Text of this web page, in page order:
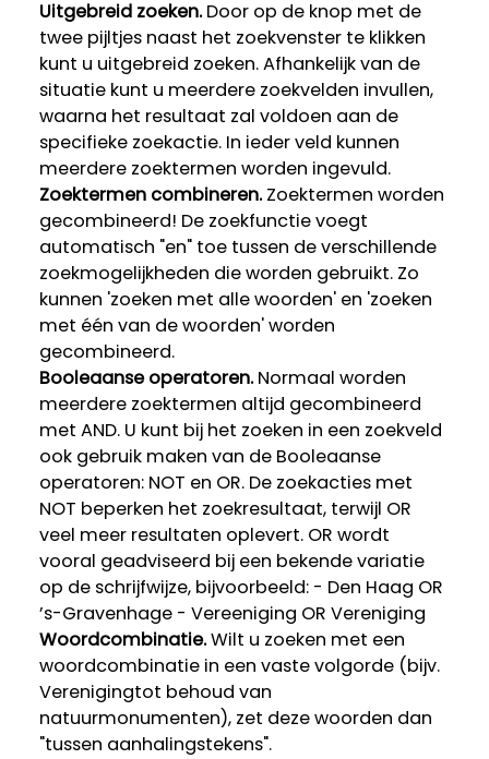
Uitgebreid zoeken.Door op de knop met de
twee pijltjes naast het zoekvenster te klikken
kunt u uitgebreid zoeken. Afhankelijk van de
situatie kunt u meerdere zoekvelden invullen,
waarna het resultaat zal voldoen aan de
specifieke zoekactie. In ieder veld kunnen
meerdere zoektermen worden ingevuld.
Zoektermen combineren.Zoektermen worden
gecombineerd! De zoekfunctie voegt
automatisch "en" toe tussen de verschillende
zoekmogelijkheden die worden gebruikt. Zo
kunnen 'zoeken met alle woorden' en 'zoeken
met één van de woorden' worden
gecombineerd.
Booleaanse operatoren.Normaal worden
meerdere zoektermen altijd gecombineerd
met AND. U kunt bij het zoeken in een zoekveld
ook gebruik maken van de Booleaanse
operatoren: NOT en OR. De zoekacties met
NOT beperken het zoekresultaat, terwijl OR
veel meer resultaten oplevert. OR wordt
vooral geadviseerd bij een bekende variatie
op de schrijfwijze, bijvoorbeeld: - Den Haag OR
’s-Gravenhage - Vereeniging OR Vereniging
Woordcombinatie.Wilt u zoeken met een
woordcombinatie in een vaste volgorde (bijv.
Verenigingtot behoud van
natuurmonumenten), zet deze woorden dan
"tussen aanhalingstekens".